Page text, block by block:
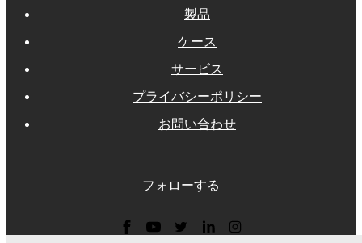
製品
ケース
サービス
プライバシーポリシー
お問い合わせ
フォローする